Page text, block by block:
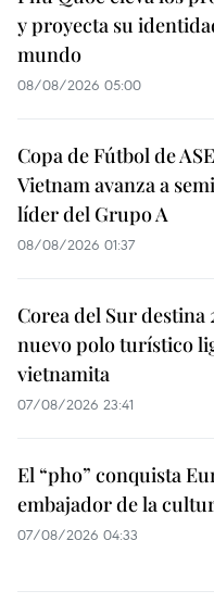
y proyecta su
mundo
08/08/2026 05:00
Copa de Fútbol de
Vietnam avanza a
líder del Grupo A
08/08/2026 01:37
Corea del Sur destina
nuevo polo turístico
vietnamita
07/08/2026 23:41
El “pho” conquista
embajador de la
07/08/2026 04:33